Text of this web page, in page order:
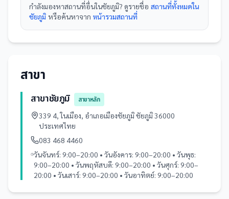
กำลังมองหาสถานที่อื่นในชัยภูมิ? ดูรายชื่อ สถานที่ทั้งหมดใน
ชัยภูมิ หรือค้นหาจาก หน้ารวมสถานที่
สาขา
สาขาชัยภูมิ
สาขาหลัก
339 4, ในเมือง, อำเภอเมืองชัยภูมิ ชัยภูมิ 36000
ประเทศไทย
083 468 4460
วันจันทร์: 9:00–20:00 • วันอังคาร: 9:00–20:00 • วันพุธ:
9:00–20:00 • วันพฤหัสบดี: 9:00–20:00 • วันศุกร์: 9:00–
20:00 • วันเสาร์: 9:00–20:00 • วันอาทิตย์: 9:00–20:00